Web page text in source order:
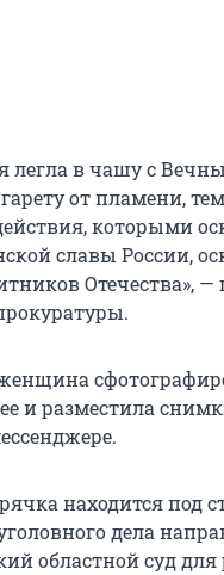
легла в чашу с
от пламени,
которыми
славы России,
Отечества», —
и разместила
находится под
дела
областной суд